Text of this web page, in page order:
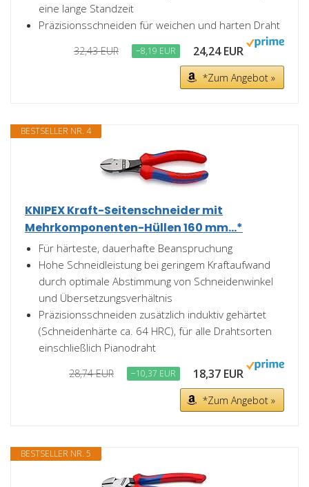
eine lange Standzeit
Präzisionsschneiden für weichen und harten Draht
32,43 EUR −8,19 EUR 24,24 EUR
*Zum Angebot »
BESTSELLER NR. 4
KNIPEX Kraft-Seitenschneider mit
Mehrkomponenten-Hüllen 160 mm...*
Für härteste, dauerhafte Beanspruchung
Hohe Schneidleistung bei geringem Kraftaufwand
durch optimale Abstimmung von Schneidenwinkel
und Übersetzungsverhältnis
Präzisionsschneiden zusätzlich induktiv gehärtet
(Schneidenhärte ca. 64 HRC), für alle Drahtsorten
einschließlich Pianodraht
28,74 EUR −10,37 EUR 18,37 EUR
*Zum Angebot »
BESTSELLER NR. 5